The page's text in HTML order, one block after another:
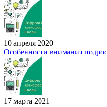
10 апреля 2020
Особенности внимания
17 марта 2021